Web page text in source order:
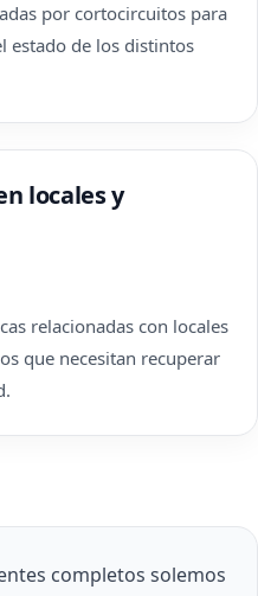
por cortocircuitos para
estado de los distintos
locales y
relacionadas con locales
que necesitan recuperar
completos solemos